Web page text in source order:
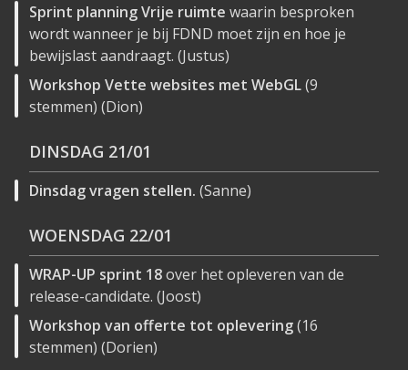
Sprint planning Vrije ruimte waarin besproken
wordt wanneer je bij FDND moet zijn en hoe je
bewijslast aandraagt. (Justus)
Workshop Vette websites met WebGL(9
stemmen) (Dion)
DINSDAG 21/01
Dinsdag vragen stellen. (Sanne)
WOENSDAG 22/01
WRAP-UP sprint 18over het opleveren van de
release-candidate. (Joost)
Workshop van offerte tot oplevering(16
stemmen) (Dorien)